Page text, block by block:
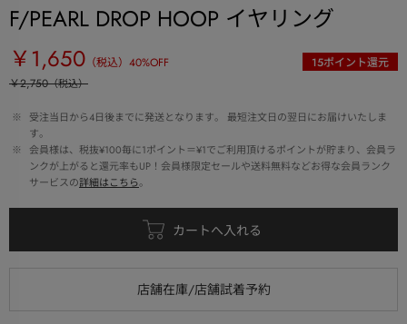
F/PEARL DROP HOOP イヤリング
￥1,650 （税込） 40%OFF 15ポイント還元
￥2,750（税込）
※
受注当日から4日後までに発送となります。 最短注文日の翌日にお届けいたしま
す。
※
会員様は、税抜¥100毎に1ポイント＝¥1でご利用頂けるポイントが貯まり、会員ラ
ンクが上がると還元率もUP！会員様限定セールや送料無料などお得な会員ランク
サービスの詳細はこちら。